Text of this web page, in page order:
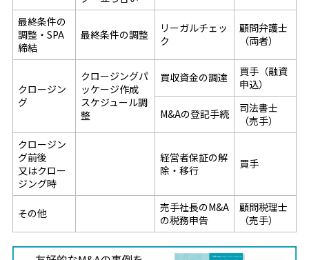
最終条件の
調整・SPA
締結
最終条件の調整
リーガルチェッ
ク
顧問弁護士
（両者）
クロージン
グ
クロージングパ
ッケージ作成
スケジュール調
整
買収資金の調達
買手（融資
申込）
M&Aの登記手続
司法書士
（売手）
クロージン
グ前後
又はクロー
ジング時
経営者保証の解
除・移行
買手
その他
売手社長のM&A
の税務申告
顧問税理士
（売手）